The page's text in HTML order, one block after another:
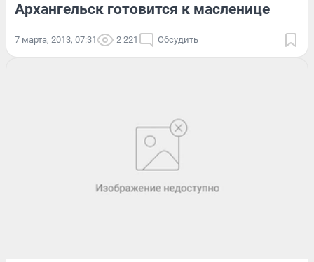
Архангельск готовится к масленице
7 марта, 2013, 07:31 2 221 Обсудить